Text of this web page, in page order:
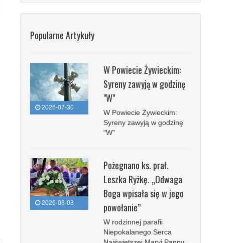
Popularne Artykuły
2026-07-30
W Powiecie Żywieckim:
Syreny zawyją w godzinę
"W"
W Powiecie Żywieckim:
Syreny zawyją w godzinę
"W"
2026-08-03
Pożegnano ks. prał.
Leszka Ryżkę. „Odwaga
Boga wpisała się w jego
powołanie”
W rodzinnej parafii
Niepokalanego Serca